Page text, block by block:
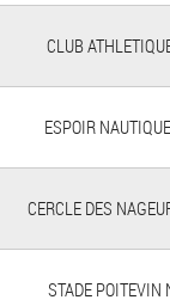
CLUB
ESPOIR
CERCLE DES
STADE POITEVIN